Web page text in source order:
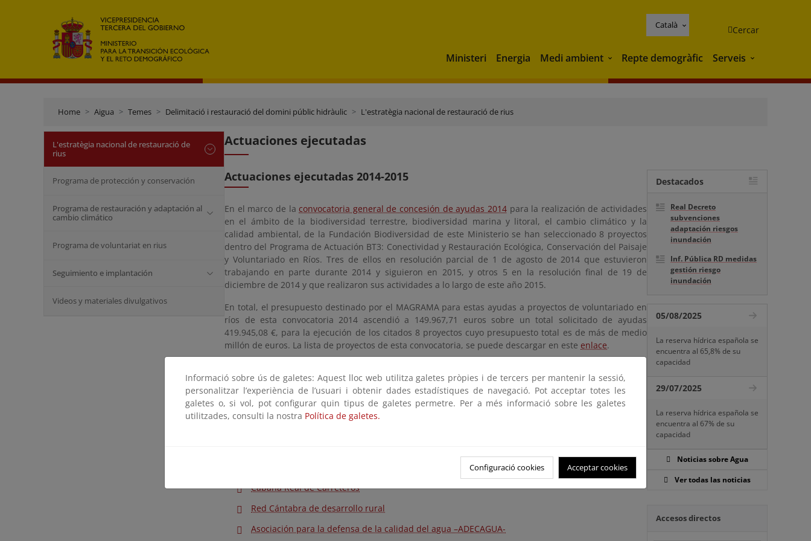
Català Cercar
Ministeri Energia Medi ambient Medi ambient
Repte demogràfic Serveis Serveis
Home Aigua Temes Delimitació i restauració del domini públic hidràulic L'estratègia nacional de restauració de rius
L'estratègia nacional de restauració de
rius
Programa de protección y conservación
Programa de restauración y adaptación al
cambio climático
Programa de voluntariat en rius
Seguimiento e implantación
Videos y materiales divulgativos
Actuaciones ejecutadas
Actuaciones ejecutadas 2014-2015
En el marco de la convocatoria general de concesión de ayudas 2014para la realización de actividades
en el ámbito de la biodiversidad terrestre, biodiversidad marina y litoral, el cambio climático y la
calidad ambiental, de la Fundación Biodiversidad de este Ministerio se han seleccionado 8 proyectos
dentro del Programa de Actuación BT3: Conectividad y Restauración Ecológica, Conservación del Paisaje
y Voluntariado en Ríos. Tres de ellos en resolución parcial de 1 de agosto de 2014 que estuvieron
trabajando en parte durante 2014 y siguieron en 2015, y otros 5 en la resolución final de 19 de
diciembre de 2014 y que realizaron sus actividades a lo largo de este año 2015.
En total, el presupuesto destinado por el MAGRAMA para estas ayudas a proyectos de voluntariado en
ríos de esta convocatoria 2014 ascendió a 149.967,71 euros sobre un total solicitado de ayudas
419.945,08 €, para la ejecución de los citados 8 proyectos cuyo presupuesto total es de más de medio
millón de euros. La lista de proyectos de esta convocatoria, se puede descargar en este enlace.
del Territorio se pueden consultar aquí
Proyectos ejecutados en 2014-15, fichas descriptivas:
Cabaña Real de Carreteros
Red Cántabra de desarrollo rural
Asociación para la defensa de la calidad del agua –ADECAGUA-
Destacados
Real Decreto
subvenciones
adaptación riesgos
inundación
Inf. Pública RD medidas
gestión riesgo
inundación
05/08/2025
La reserva hídrica española se
encuentra al 65,8% de su
capacidad
29/07/2025
La reserva hídrica española se
encuentra al 67% de su
capacidad
Noticias sobre Agua
Ver todas las noticias
Accesos directos
Informació sobre ús de galetes: Aquest lloc web utilitza galetes pròpies i de tercers per mantenir la sessió,
personalitzar l’experiència de l’usuari i obtenir dades estadístiques de navegació. Pot acceptar totes les
galetes o, si vol, pot configurar quin tipus de galetes permetre. Per a més informació sobre les galetes
utilitzades, consulti la nostra Política de galetes.
Configuració cookies Acceptar cookies